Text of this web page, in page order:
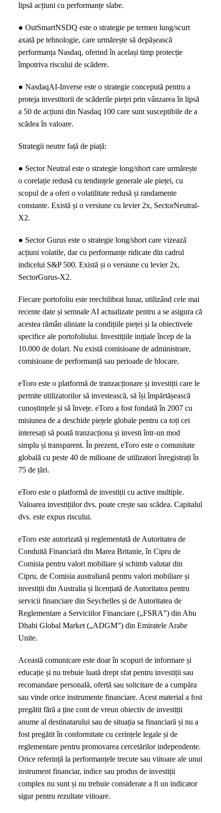
lipsă acțiuni cu performanțe slabe.
● OutSmartNSDQ este o strategie pe termen lung/scurt
axată pe tehnologie, care urmărește să depășească
performanța Nasdaq, oferind în același timp protecție
împotriva riscului de scădere.
● NasdaqAI-Inverse este o strategie concepută pentru a
proteja investitorii de scăderile pieței prin vânzarea în lipsă
a 50 de acțiuni din Nasdaq 100 care sunt susceptibile de a
scădea în valoare.
Strategii neutre față de piață:
● Sector Neutral este o strategie long/short care urmărește
o corelație redusă cu tendințele generale ale pieței, cu
scopul de a oferi o volatilitate redusă și randamente
constante. Există și o versiune cu levier 2x, SectorNeutral-
X2.
● Sector Gurus este o strategie long/short care vizează
acțiuni volatile, dar cu performanțe ridicate din cadrul
indicelui S&P 500. Există și o versiune cu levier 2x,
SectorGurus-X2.
Fiecare portofoliu este reechilibrat lunar, utilizând cele mai
recente date și semnale AI actualizate pentru a se asigura că
acestea rămân aliniate la condițiile pieței și la obiectivele
specifice ale portofoliului. Investițiile inițiale încep de la
10.000 de dolari. Nu există comisioane de administrare,
comisioane de performanță sau perioade de blocare.
eToro este o platformă de tranzacționare și investiții care le
permite utilizatorilor să investească, să își împărtășească
cunoștințele și să învețe. eToro a fost fondată în 2007 cu
misiunea de a deschide piețele globale pentru ca toți cei
interesați să poată tranzacționa și investi într-un mod
simplu și transparent. În prezent, eToro este o comunitate
globală cu peste 40 de milioane de utilizatori înregistrați în
75 de țări.
eToro este o platformă de investiții cu active multiple.
Valoarea investițiilor dvs. poate crește sau scădea. Capitalul
dvs. este expus riscului.
eToro este autorizată și reglementată de Autoritatea de
Conduită Financiară din Marea Britanie, în Cipru de
Comisia pentru valori mobiliare și schimb valutar din
Cipru, de Comisia australiană pentru valori mobiliare și
investiții din Australia și licențiată de Autoritatea pentru
servicii financiare din Seychelles și de Autoritatea de
Reglementare a Serviciilor Financiare („FSRA”) din Abu
Dhabi Global Market („ADGM”) din Emiratele Arabe
Unite.
Această comunicare este doar în scopuri de informare și
educație și nu trebuie luată drept sfat pentru investiții sau
recomandare personală, ofertă sau solicitare de a cumpăra
sau vinde orice instrumente financiare. Acest material a fost
pregătit fără a ține cont de vreun obiectiv de investiții
anume al destinatarului sau de situația sa financiară și nu a
fost pregătit în conformitate cu cerințele legale și de
reglementare pentru promovarea cercetărilor independente.
Orice referință la performanțele trecute sau viitoare ale unui
instrument financiar, indice sau produs de investiții
complex nu sunt și nu trebuie considerate a fi un indicator
sigur pentru rezultate viitoare.